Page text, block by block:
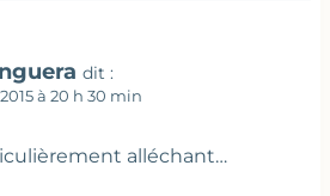
dit :
à 20 h 30 min
alléchant…